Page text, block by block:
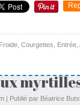
Courgettes Entrée
| Publié par Béatrice